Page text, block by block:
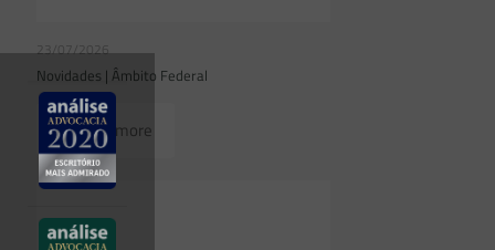
23/07/2026
Novidades | Âmbito Federal
Read more